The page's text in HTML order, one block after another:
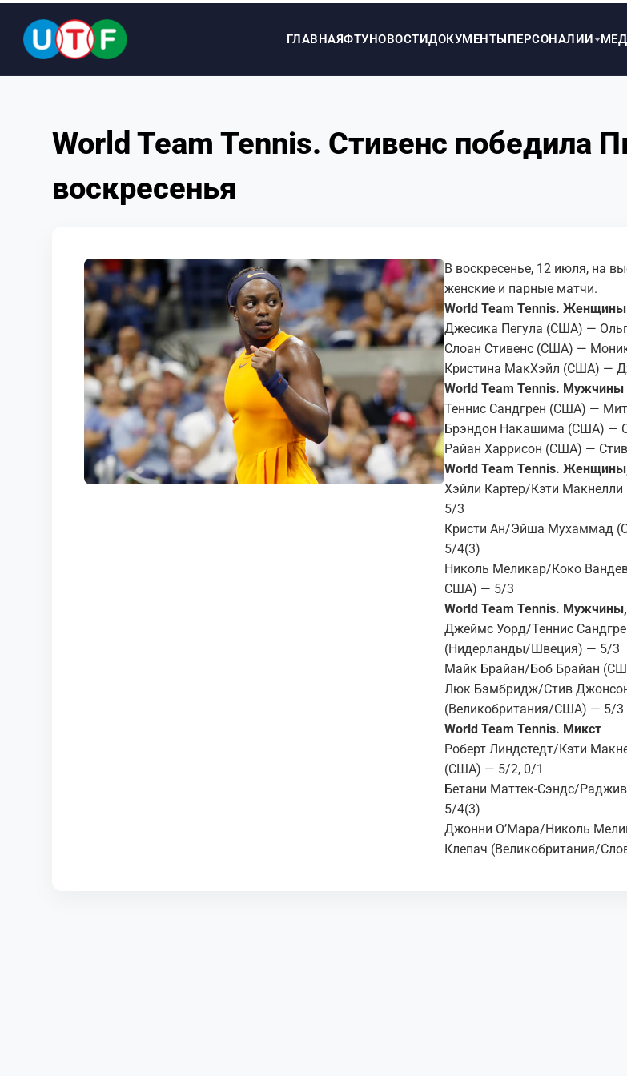
ГЛАВНАЯФТУНОВОСТИДОКУМЕНТЫПЕРСОНАЛИИ
ДОКУМЕНТЫ
ПЕРСОНАЛИИ
КОНТАКТЫ
World Team Tennis. Стивенс победила
воскресенья
В воскресенье, 12 июля, на
женские и парные матчи.
World Team Tennis . Женщины
Джесика Пегула (США) —
Слоан Стивенс (США) —
Кристина МакХэйл (США) —
World Team Tennis . Мужчины
Теннис Сандгрен (США) —
Брэндон Накашима (США) —
Райан Харрисон (США) —
World Team Tennis .
Хэйли Картер/Кэти
5/3
Кристи Ан/Эйша Мухаммад
5/4(3)
Николь Меликар/Коко
США) — 5/3
World Team Tennis .
Джеймс Уорд/Теннис
(Нидерланды/Швеция) — 5/3
Майк Брайан/Боб Брайан
Люк Бэмбридж/Стив
(Великобритания/США) — 5/3
World Team Tennis . Микст
Роберт Линдстедт/Кэти
(США) — 5/2, 0/1
Бетани Маттек-Сэндс/
5/4(3)
Джонни О’Мара/Николь
Клепач (Великобритания/